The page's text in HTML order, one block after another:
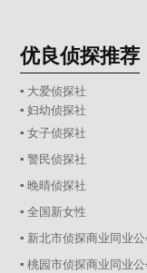
优良侦探推荐
▪ 大爱侦探社
▪ 妇幼侦探社
▪ 女子侦探社
▪ 警民侦探社
▪ 晚晴侦探社
▪ 全国新女性
▪ 新北市侦探商业同业公
▪ 桃园市侦探商业同业公